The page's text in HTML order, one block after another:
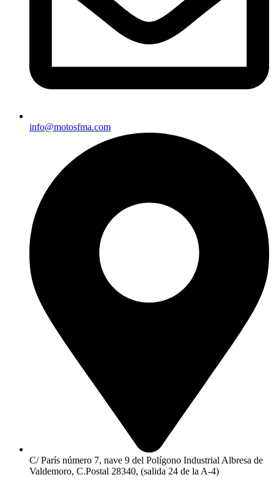
info@motosfma.com
C/ París número 7, nave 9 del Polígono Industrial Albresa de
Valdemoro, C.Postal 28340, (salida 24 de la A-4)